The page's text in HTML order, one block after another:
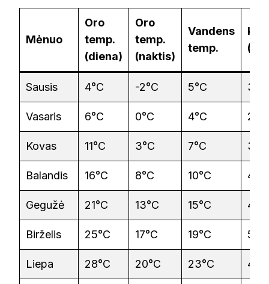
Mėnuo
Oro
temp.
(diena)
Oro
temp.
(naktis)
Vandens
temp.
Sausis 4°C -2°C 5°C 30
Vasaris 6°C 0°C 4°C 25
Kovas 11°C 3°C 7°C 35
Balandis 16°C 8°C 10°C 40
Gegužė 21°C 13°C 15°C 45
Birželis 25°C 17°C 19°C 50
Liepa 28°C 20°C 23°C 40